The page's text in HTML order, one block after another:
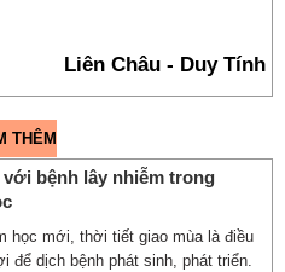
Liên Châu - Duy Tính
THÊM
với bệnh lây nhiễm trong
học mới, thời tiết giao mùa là điều
để dịch bệnh phát sinh, phát triển.